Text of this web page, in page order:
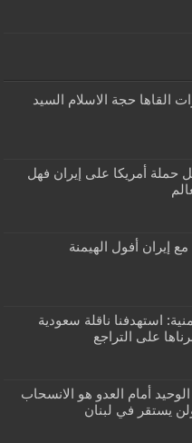
القاها حجة الاسلام السيد
حملة أمريكا على إيران فهل
إيران أفول الهيمنة
استهدفنا ناقلة سعودية
أمام العدو هو الانسحاب
يستقر في لبنان